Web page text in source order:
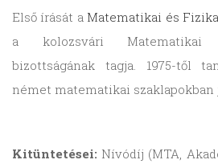
Első írását a Matematikai és
a kolozsvári Matematikai
bizottságának tagja. 1975-től
német matematikai szaklapokban
Kitüntetései: Nívódíj (MTA,